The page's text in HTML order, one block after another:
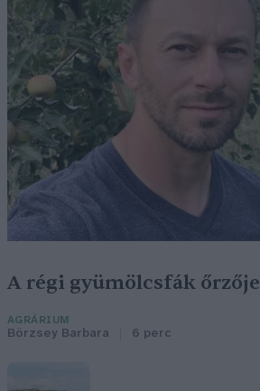
A régi gyümölcsfák őrzője
AGRÁRIUM
Börzsey Barbara 6 perc